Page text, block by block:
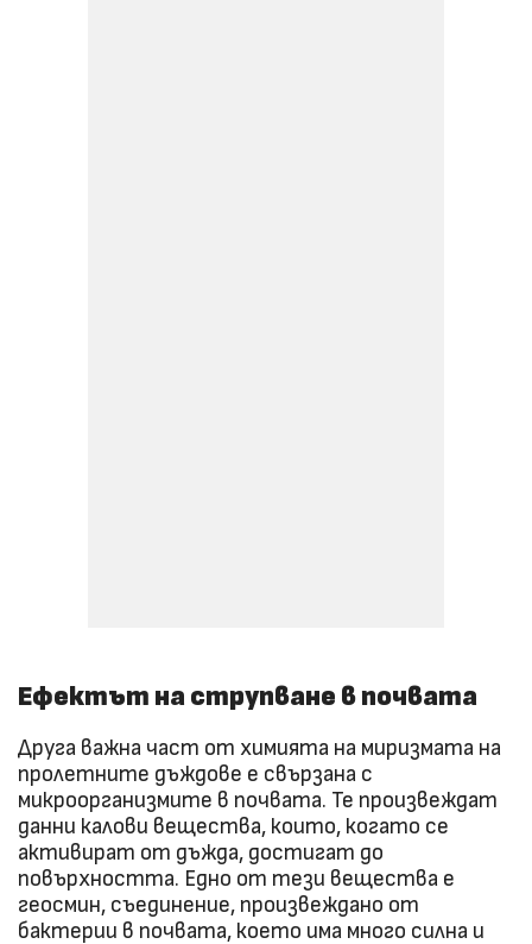
Ефектът на струпване в почвата
Друга важна част от химията на миризмата на
пролетните дъждове е свързана с
микроорганизмите в почвата. Те произвеждат
данни калови вещества, които, когато се
активират от дъжда, достигат до
повърхността. Едно от тези вещества е
геосмин, съединение, произвеждано от
бактерии в почвата, което има много силна и